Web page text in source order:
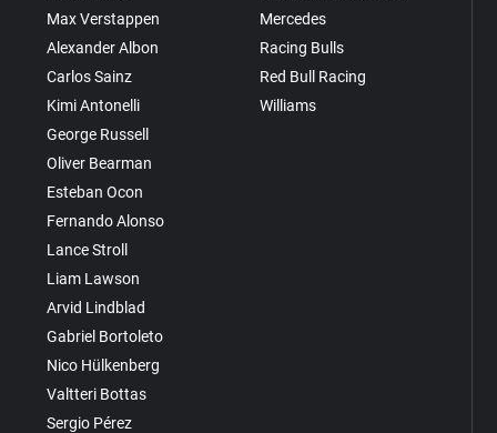
Max Verstappen
Alexander Albon
Carlos Sainz
Kimi Antonelli
George Russell
Oliver Bearman
Esteban Ocon
Fernando Alonso
Lance Stroll
Liam Lawson
Arvid Lindblad
Gabriel Bortoleto
Nico Hülkenberg
Valtteri Bottas
Sergio Pérez
Mercedes
Racing Bulls
Red Bull Racing
Williams